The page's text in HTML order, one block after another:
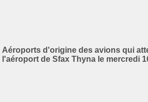
Aéroports d'origine des avions qui
l'aéroport de Sfax Thyna le mercredi